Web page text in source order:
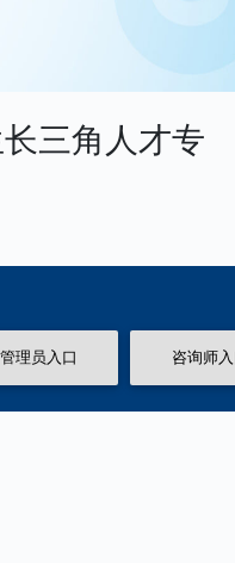
三角人才专
理员入口 咨询师